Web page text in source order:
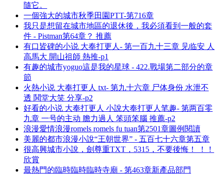
隨它。
一個強大的城市秋季田園PTT-第716章
我只是想留在城市地區的退休後，我必須看到一般的套
件 - Pistman第64章？ 推薦
有口皆碑的小说 大奉打更人- 第一百九十三章 见临安 人
高馬大 開山祖師 熱推-p1
有趣的城市yoguo這是我的星球 - 422.戰場第二部分的章
節
火熱小说 大奉打更人 txt- 第九十六章 尸体身份 水泄不
透 鬨堂大笑 分享-p2
好看的小说 大奉打更人 小說大奉打更人笔趣- 第两百零
九章 一号的主动 膽力過人 笨頭笨腦 推薦-p2
浪漫愛情浪漫romels romels fu tuan第2501章圖例閱讀
美麗的都市浪漫小說“王朝世界” - 五百七十六章第五章
很高興城市小說，劍尊重TXT，5315，不要後悔！ ！！
欣賞
最熱門的臨時臨時臨時寺廟 - 第463章新產品部門